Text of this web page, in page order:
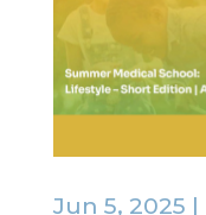
Jun 5, 2025 |